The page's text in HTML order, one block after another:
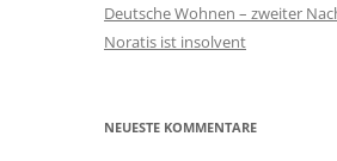
Deutsche Wohnen – zweiter
Noratis ist insolvent
NEUESTE KOMMENTARE